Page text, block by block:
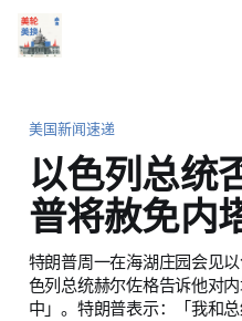
美国新闻速递
以色列总统
普将赦免内
特朗普周一在海湖庄园会见
色列总统赫尔佐格告诉他对
中」。特朗普表示：「我和